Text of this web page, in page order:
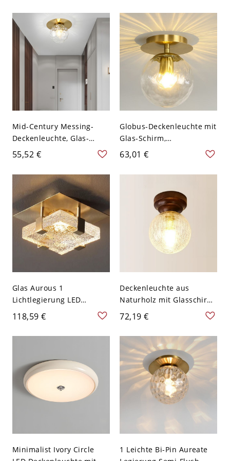
Mid-Century Messing-
Deckenleuchte, Glas-
Kugelleuchte für Flur
Schlafzimmer, flache
Eingangsleuchte - 110V-
120V Transparenz
55,52 €
Globus-Deckenleuchte mit
Glas-Schirm,
LED/Glühlampe/Leuchtsto
fflampe Aurous 1
Lichtlegierung, klar, 110V-
63,01 €
Glas Aurous 1
Lichtlegierung LED
Oberflächenmontage
Deckenleuchte für
Wohngebrauch, 110V-
118,59 €
Deckenleuchte aus
Naturholz mit Glasschirm,
LED/Glüh-/Leuchtstofflam
pe, eckige Form, 1 Licht
Oberflächenmontage für
Wohnbereich, 110V-120V,
Walnuss
72,19 €
Minimalist Ivory Circle
1 Leichte Bi-Pin Aureate